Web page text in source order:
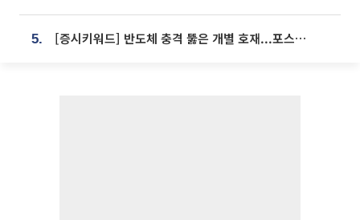
5. [증시키워드] 반도체 충격 뚫은 개별 호재...포스코퓨처엠·에코프로·한화솔루션 '눈길'